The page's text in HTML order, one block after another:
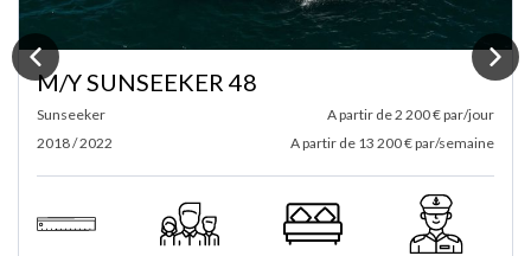
M/Y LEADER 46
Jeanneau
2018 / 2023
A partir de 2 900 € par/jour
A partir de 20 300 € par/semaine